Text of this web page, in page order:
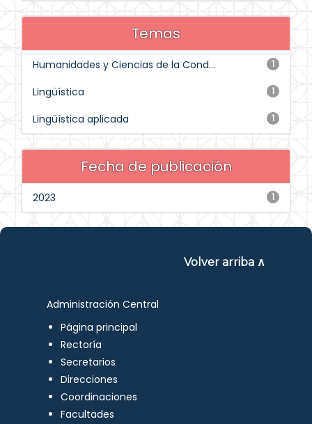
Temas
1
Humanidades y Ciencias de la Cond...
1
Lingüística
1
Lingüística aplicada
Fecha de publicación
1
2023
Volver arriba ∧
Administración Central
Página principal
Rectoría
Secretarios
Direcciones
Coordinaciones
Facultades